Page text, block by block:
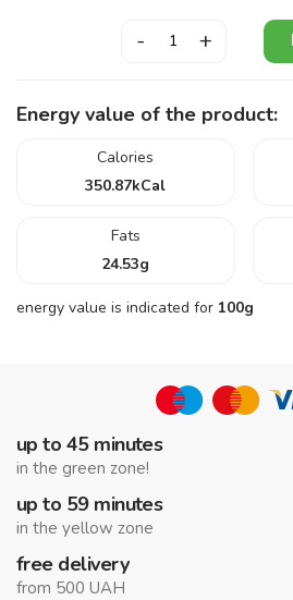
- +
Energy value of the product:
Calories
350.87kCal
Fats
24.53g
energy value is indicated for 100g
up to 45 minutes
in the green zone!
up to 59 minutes
in the yellow zone
free delivery
from 500 UAH